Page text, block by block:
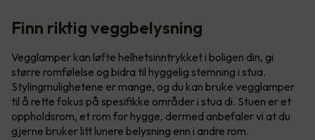
Finn riktig veggbelysning
Vegglamper kan løfte helhetsinntrykket i boligen din, gi
større romfølelse og bidra til hyggelig stemning i stua.
Stylingmulighetene er mange, og du kan bruke vegglamper
til å rette fokus på spesifikke områder i stua di. Stuen er et
oppholdsrom, et rom for hygge, dermed anbefaler vi at du
gjerne bruker litt lunere belysning enn i andre rom.